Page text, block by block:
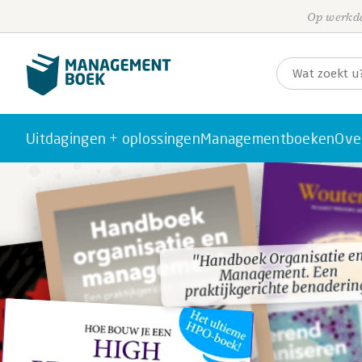
Op
Uitdagingen + oplossingenManagementboeken
"Handboek Organisatie
Management. Een
praktijkgerichte
"Handboek Organisatie
Management. Een
praktijkgerichte